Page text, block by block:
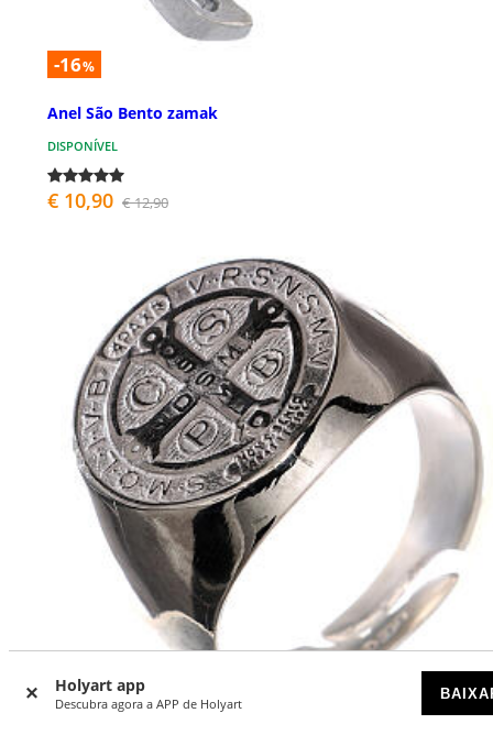
Holyart app
Descubra agora a APP de Holyart
-16%
Anel São Bento zamak
DISPONÍVEL
€ 10,90 € 12,90